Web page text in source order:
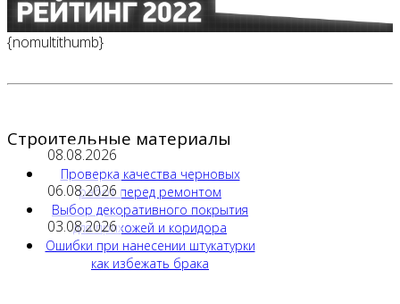
{nomultithumb}
Строительные материалы
08.08.2026
Проверка качества черновых
работ перед ремонтом
06.08.2026
Выбор декоративного покрытия
для прихожей и коридора
03.08.2026
Ошибки при нанесении штукатурки
как избежать брака